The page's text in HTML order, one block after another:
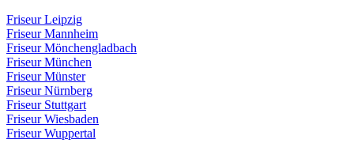
Friseur Leipzig
Friseur Mannheim
Friseur Mönchengladbach
Friseur München
Friseur Münster
Friseur Nürnberg
Friseur Stuttgart
Friseur Wiesbaden
Friseur Wuppertal